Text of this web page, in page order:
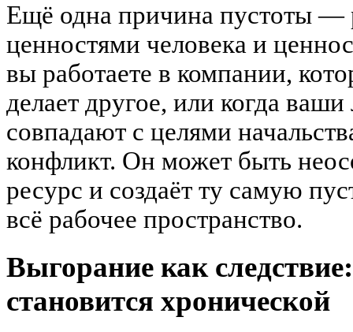
Ещё одна причина пустоты —
ценностями человека и
вы работаете в компании,
делает другое, или когда
совпадают с целями
конфликт. Он может быть
ресурс и создаёт ту самую
всё рабочее пространство.
Выгорание как
становится хронической